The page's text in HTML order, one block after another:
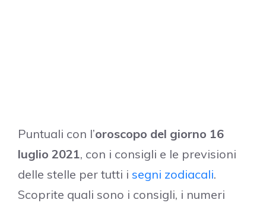
Puntuali con l’oroscopo del giorno 16
luglio 2021, con i consigli e le previsioni
delle stelle per tutti i segni zodiacali.
Scoprite quali sono i consigli, i numeri